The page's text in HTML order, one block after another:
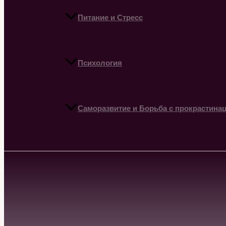
Питание и Стресс
Психология
Саморазвитие и Борьба с